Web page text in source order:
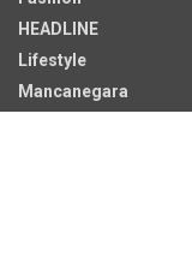
HEADLINE
Lifestyle
Mancanegara